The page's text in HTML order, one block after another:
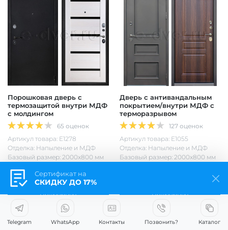
Порошковая дверь с
термозащитой внутри МДФ
с молдингом
65 оценок
Артикул товара: Е1278
Отделка: Напыление и МДФ
Базовый размер: 2000х800 мм
от 24 500 р.
Подробнее
Дверь с антивандальным
покрытием/внутри МДФ с
терморазрывом
127 оценок
Артикул товара: Е1055
Отделка: Напыление и МДФ
Базовый размер: 2000х800 мм
Подробнее
Сертификат на
СКИДКУ ДО 17%
Telegram WhatsApp Контакты Позвонить? Каталог